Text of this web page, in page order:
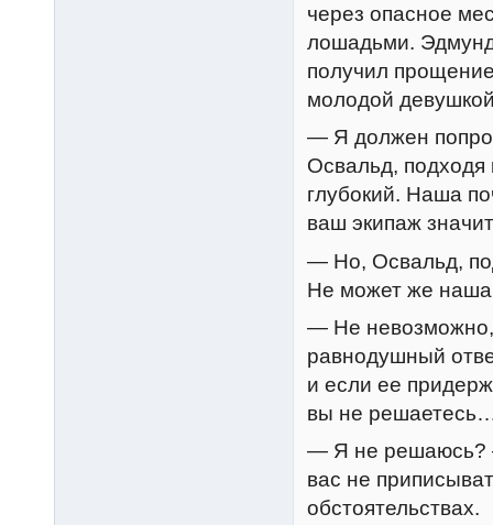
через опасное
лошадьми.
получил
молодой
— Я должен
Освальд,
глубокий. Наша
ваш экипаж
— Но, Освальд,
Не может же
— Не невозможно,
равнодушный
и если ее
вы не
— Я не решаюсь?
вас не
обстоятельствах.